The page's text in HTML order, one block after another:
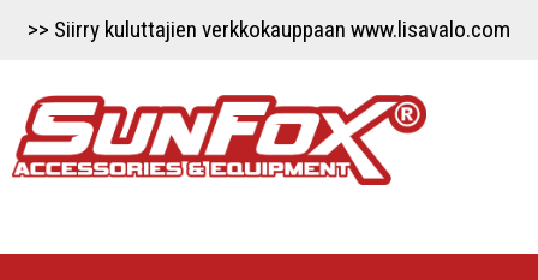
>> Siirry kuluttajien verkkokauppaan www.lisavalo.com